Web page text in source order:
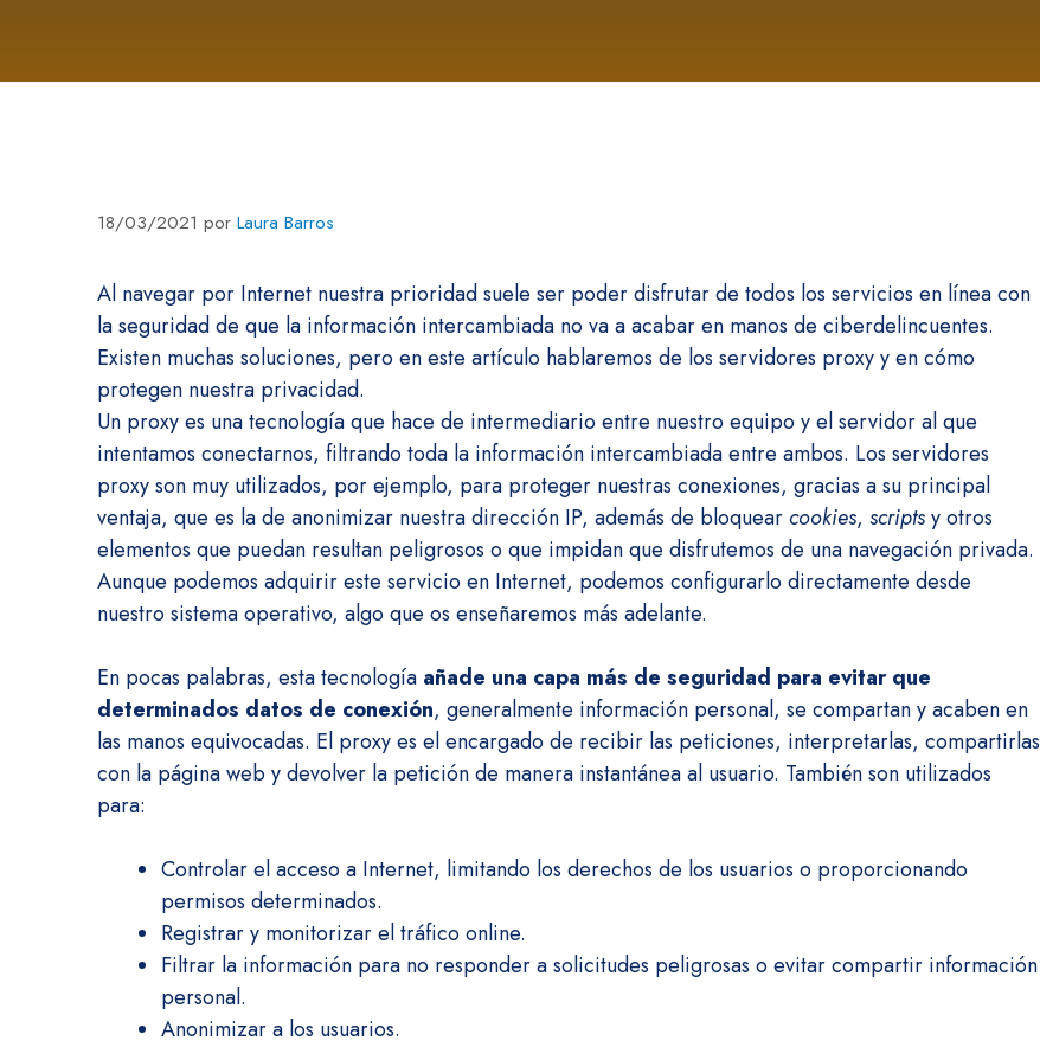
18/03/2021 por Laura Barros
Al navegar por Internet nuestra prioridad suele ser poder disfrutar de todos los servicios en línea con
la seguridad de que la información intercambiada no va a acabar en manos de ciberdelincuentes.
Existen muchas soluciones, pero en este artículo hablaremos de los servidores proxy y en cómo
protegen nuestra privacidad.
Un proxy es una tecnología que hace de intermediario entre nuestro equipo y el servidor al que
intentamos conectarnos, filtrando toda la información intercambiada entre ambos. Los servidores
proxy son muy utilizados, por ejemplo, para proteger nuestras conexiones, gracias a su principal
ventaja, que es la de anonimizar nuestra dirección IP, además de bloquearcookies, scriptsy otros
elementos que puedan resultan peligrosos o que impidan que disfrutemos de una navegación privada.
Aunque podemos adquirir este servicio en Internet, podemos configurarlo directamente desde
nuestro sistema operativo, algo que os enseñaremos más adelante.
En pocas palabras, esta tecnología añade una capa más de seguridad para evitar que
determinados datos de conexión, generalmente información personal, se compartan y acaben en
las manos equivocadas. El proxy es el encargado de recibir las peticiones, interpretarlas, compartirlas
con la página web y devolver la petición de manera instantánea al usuario. También son utilizados
para:
Controlar el acceso a Internet, limitando los derechos de los usuarios o proporcionando
permisos determinados.
Registrar y monitorizar el tráfico online.
Filtrar la información para no responder a solicitudes peligrosas o evitar compartir información
personal.
Anonimizar a los usuarios.